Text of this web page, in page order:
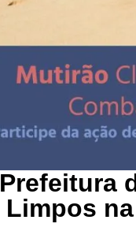
Prefeitura
Limpos